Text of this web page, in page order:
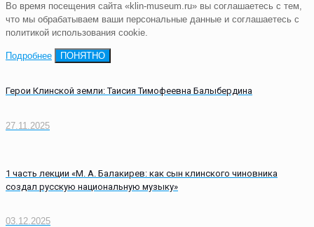
Во время посещения сайта «klin-museum.ru» вы соглашаетесь с тем,
что мы обрабатываем ваши персональные данные и соглашаетесь с
политикой использования cookie.
Подробнее ПОНЯТНО
Герои Клинской земли: Таисия Тимофеевна Балыбердина
27.11.2025
1 часть лекции «М. А. Балакирев: как сын клинского чиновника
создал русскую национальную музыку»
03.12.2025